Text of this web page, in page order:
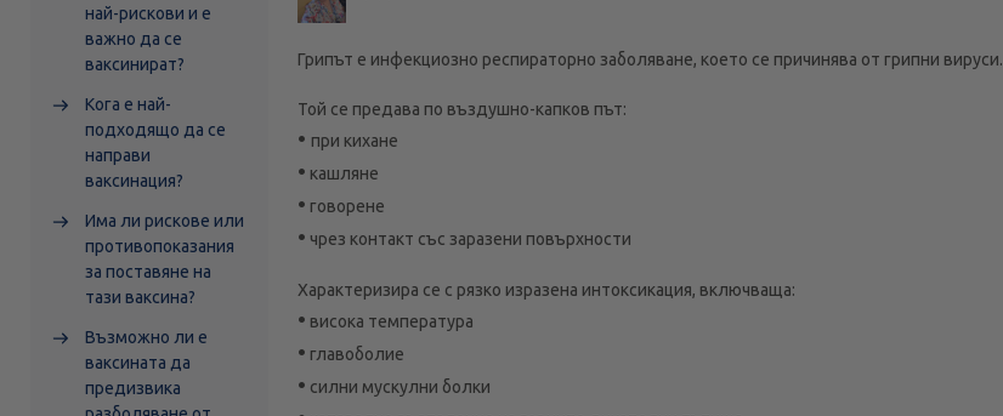
най-рискови и е
важно да се
ваксинират?
Кога е най-
подходящо да се
направи
ваксинация?
Има ли рискове или
противопоказания
за поставяне на
тази ваксина?
Възможно ли е
ваксината да
предизвика
Грипът е инфекциозно респираторно заболяване, което се причинява от грипни вируси.
Той се предава по въздушно-капков път:
• при кихане
• кашляне
• говорене
• чрез контакт със заразени повърхности
Характеризира се с рязко изразена интоксикация, включваща:
• висока температура
• главоболие
• силни мускулни болки